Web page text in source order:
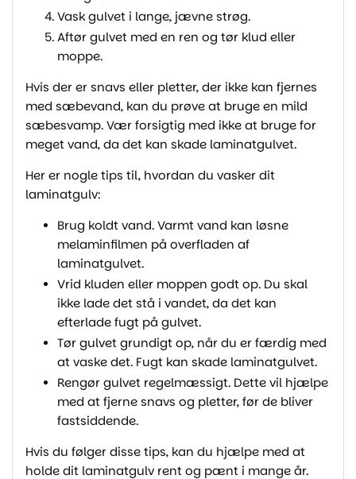
Vask gulvet i lange, jævne strøg.
Aftør gulvet med en ren og tør klud eller
moppe.
Hvis der er snavs eller pletter, der ikke kan fjernes
med sæbevand, kan du prøve at bruge en mild
sæbesvamp. Vær forsigtig med ikke at bruge for
meget vand, da det kan skade laminatgulvet.
Her er nogle tips til, hvordan du vasker dit
laminatgulv:
Brug koldt vand. Varmt vand kan løsne
melaminfilmen på overfladen af
laminatgulvet.
Vrid kluden eller moppen godt op. Du skal
ikke lade det stå i vandet, da det kan
efterlade fugt på gulvet.
Tør gulvet grundigt op, når du er færdig med
at vaske det. Fugt kan skade laminatgulvet.
Rengør gulvet regelmæssigt. Dette vil hjælpe
med at fjerne snavs og pletter, før de bliver
fastsiddende.
Hvis du følger disse tips, kan du hjælpe med at
holde dit laminatgulv rent og pænt i mange år.